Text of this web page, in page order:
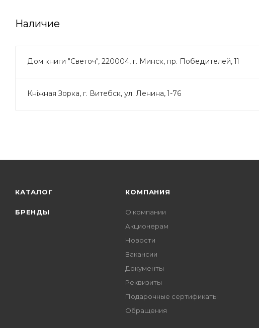
Наличие
Дом книги "Светоч", 220004, г. Минск, пр. Победителей, 11
Кнiжная Зорка, г. Витебск, ул. Ленина, 1-76
КАТАЛОГ
БРЕНДЫ
КОМПАНИЯ
О компании
Акционерам
Новости
Вакансии
Документы
Реквизиты
Подарочные сертификаты
Обращения